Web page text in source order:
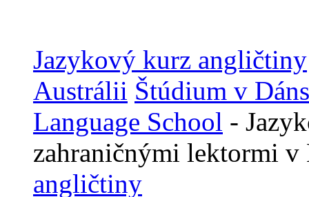
Jazykový kurz angličtiny
Austrálii Štúdium v
Language School -
zahraničnými lektormi
angličtiny